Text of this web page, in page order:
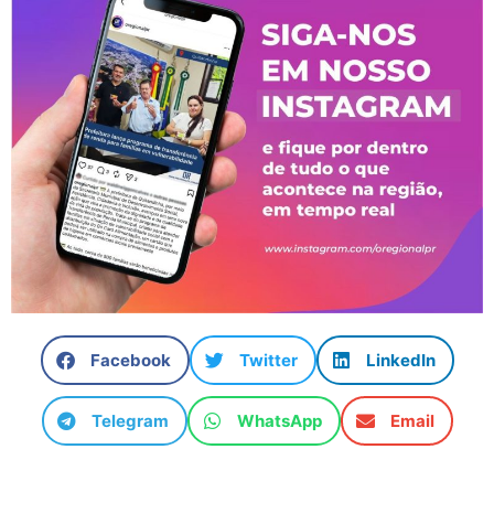
Facebook Twitter LinkedIn
Telegram WhatsApp Email